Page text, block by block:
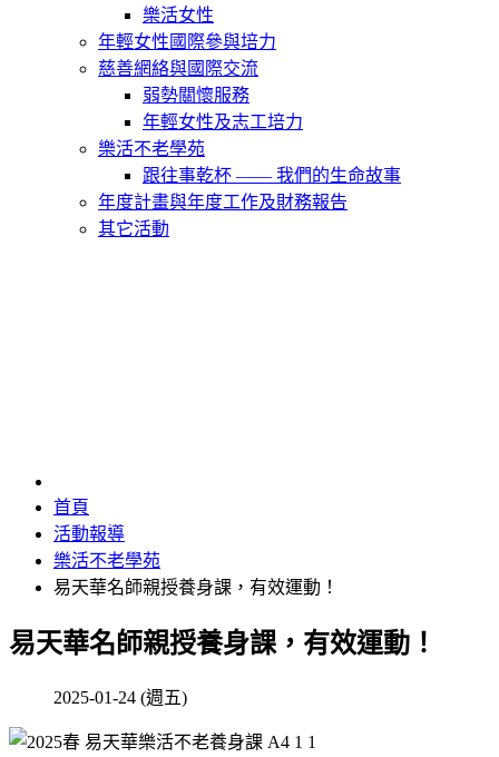
樂活女性
年輕女性國際參與培力
慈善網絡與國際交流
弱勢關懷服務
年輕女性及志工培力
樂活不老學苑
跟往事乾杯 —— 我們的生命故事
年度計畫與年度工作及財務報告
其它活動
首頁
活動報導
樂活不老學苑
易天華名師親授養身課，有效運動！
易天華名師親授養身課，有效運動！
2025-01-24 (週五)